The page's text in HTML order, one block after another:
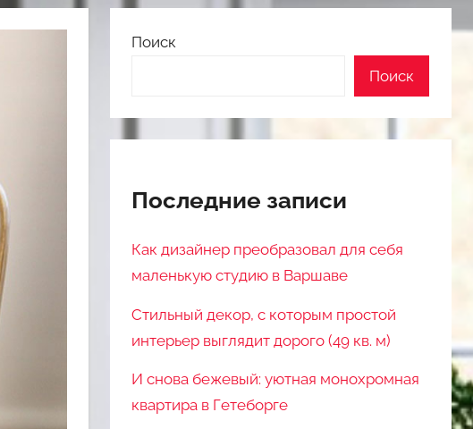
Поиск
Поиск
Последние записи
Как дизайнер преобразовал для себя
маленькую студию в Варшаве
Стильный декор, с которым простой
интерьер выглядит дорого (49 кв. м)
И снова бежевый: уютная монохромная
квартира в Гетеборге